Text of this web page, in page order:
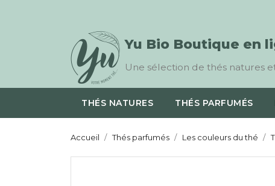
Yu Bio Boutique en
Une sélection de thés natures
THÉS NATURES THÉS PARFUMÉS
Accueil Thés parfumés Les couleurs du thé